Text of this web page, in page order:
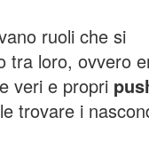
ruoli che si
tra loro, ovvero
veri e propri
trovare i